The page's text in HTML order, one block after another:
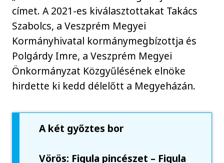
címet. A 2021-es kiválasztottakat Takács
Szabolcs, a Veszprém Megyei
Kormányhivatal kormánymegbízottja és
Polgárdy Imre, a Veszprém Megyei
Önkormányzat Közgyűlésének elnöke
hirdette ki kedd délelőtt a Megyeházán.
A két győztes bor
Vörös: Figula pincészet – Figula